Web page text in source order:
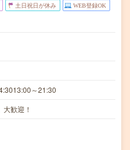
土日祝日が休み WEB登録OK
～21:30
歓迎！